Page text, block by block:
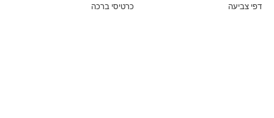
כרטיסי ברכה דפי צביעה